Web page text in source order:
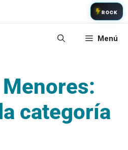
ROCK
Menú
categoría